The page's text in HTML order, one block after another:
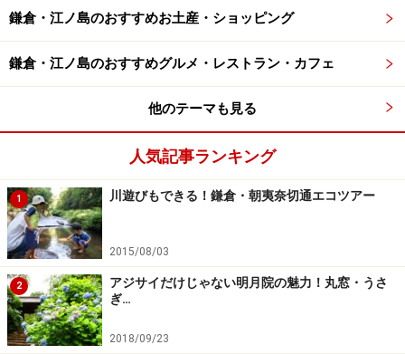
＜DATA＞
報国寺（ほうこくじ）
住所：神奈川県鎌倉市浄明寺2-7-4
TEL：0467-22-0762
営業時間：9:00～16:00
料金：無料、竹林拝観は200円
アクセス：ＪＲ横須賀線鎌倉駅下車、京急バス5番線口
乗車「浄明寺」下車徒歩2分
鎌倉・江ノ島のおすすめお土産・ショッピング
鎌倉・江ノ島のおすすめグルメ・レストラン・カフェ
他のテーマも見る
人気記事ランキング
1 川遊びもできる！鎌倉・朝夷奈切通エコツアー
2015/08/03
2
アジサイだけじゃない明月院の魅力！丸窓・うさ
ぎ…
2018/09/23